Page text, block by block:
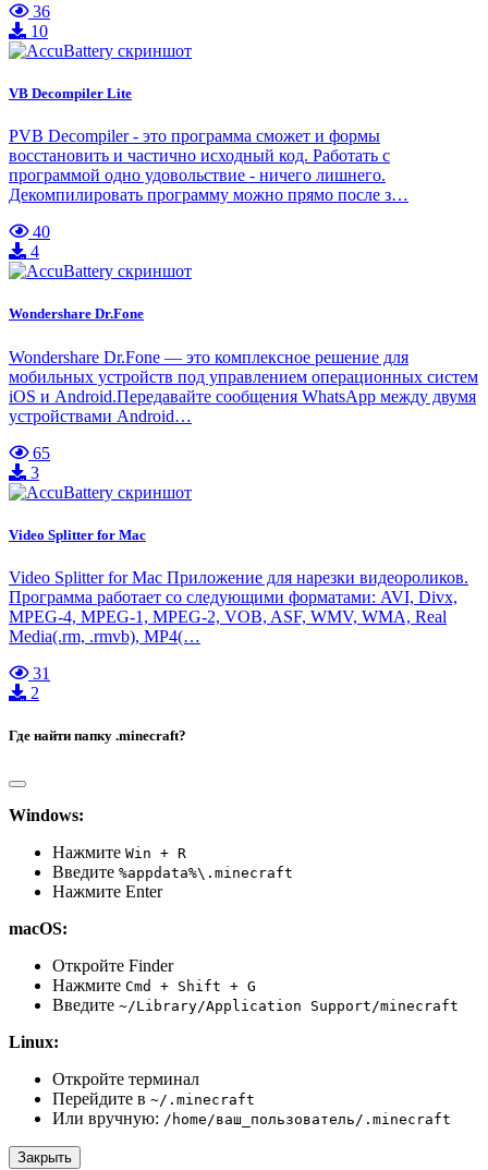
36
10
VB Decompiler Lite
РVB Decompiler - это программа сможет и формы
восстановить и частично исходный код. Работать с
программой одно удовольствие - ничего лишнего.
Декомпилировать программу можно прямо после з…
40
4
Wondershare Dr.Fone
Wondershare Dr.Fone — это комплексное решение для
мобильных устройств под управлением операционных систем
iOS и Android.Передавайте сообщения WhatsApp между двумя
устройствами Android…
65
3
Video Splitter for Mac
Video Splitter for Mac Приложение для нарезки видеороликов.
Программа работает со следующими форматами: AVI, Divx,
MPEG-4, MPEG-1, MPEG-2, VOB, ASF, WMV, WMA, Real
Media(.rm, .rmvb), MP4(…
31
2
Где найти папку .minecraft?
Windows:
Нажмите Win + R
Введите %appdata%\.minecraft
Нажмите Enter
macOS:
Откройте Finder
Нажмите Cmd + Shift + G
Введите ~/Library/Application Support/minecraft
Linux:
Откройте терминал
Перейдите в ~/.minecraft
Или вручную: /home/ваш_пользователь/.minecraft
Закрыть